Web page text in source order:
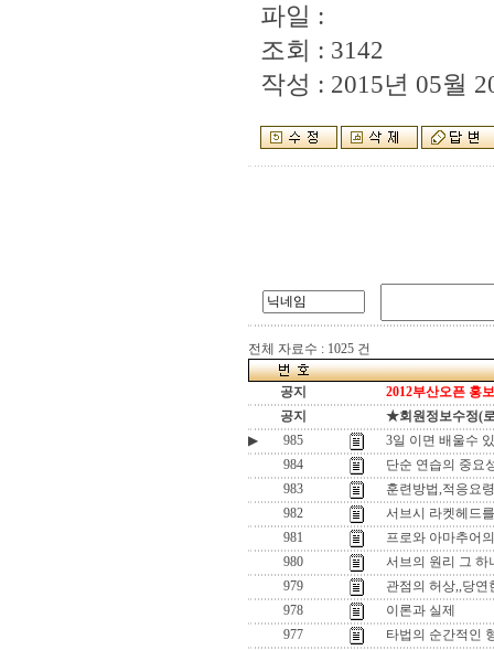
파일 :
조회 : 3142
작성 : 2015년 05월
전체 자료수 : 1025 건
공지
2012부산오픈 홍
공지
★회원정보수정(
▶
985
3일 이면 배울수
984
단순 연습의 중요
983
훈련방법,적응요령
982
서브시 라켓헤드
981
프로와 아마추어
980
서브의 원리 그 하
979
관점의 허상,,당연
978
이론과 실제
977
타법의 순간적인